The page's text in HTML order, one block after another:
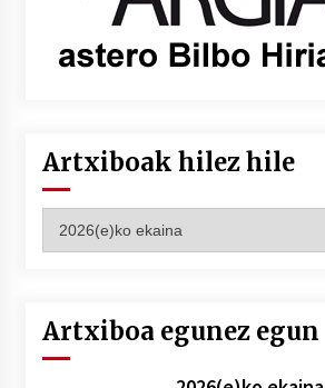
Artxiboak hilez hile
hilez
Artxiboa egunez egun